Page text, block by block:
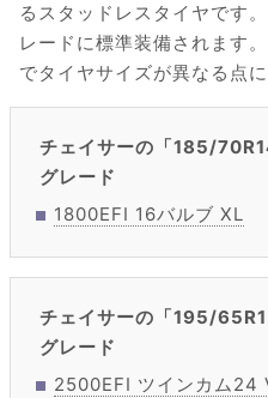
るスタッドレスタイヤです
レードに標準装備されます
でタイヤサイズが異なる点
チェイサーの「185/
グレード
1800EFI 16バルブ XL
チェイサーの「195/
グレード
2500EFI ツインカム24